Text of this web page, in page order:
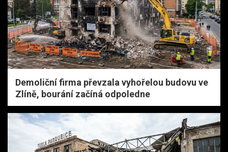
Demoliční firma převzala vyhořelou budovu ve
Zlíně, bourání začíná odpoledne